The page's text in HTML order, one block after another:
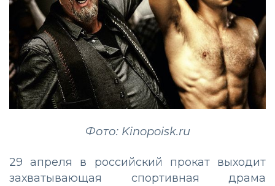
Фото: Kinopoisk.ru
29 апреля в российский прокат выходит
захватывающая спортивная драма